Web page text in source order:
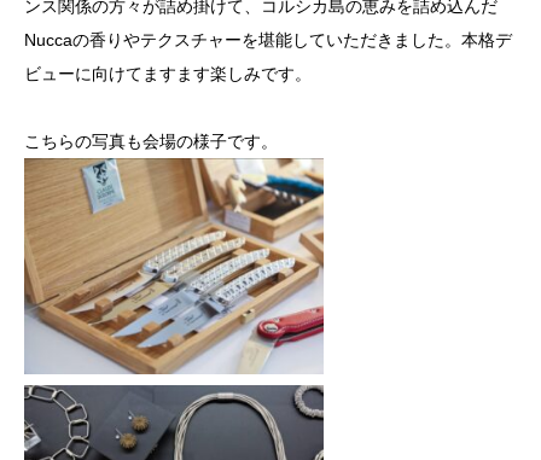
ンス関係の方々が詰め掛けて、コルシカ島の恵みを詰め込んだ
Nuccaの香りやテクスチャーを堪能していただきました。本格デ
ビューに向けてますます楽しみです。
こちらの写真も会場の様子です。